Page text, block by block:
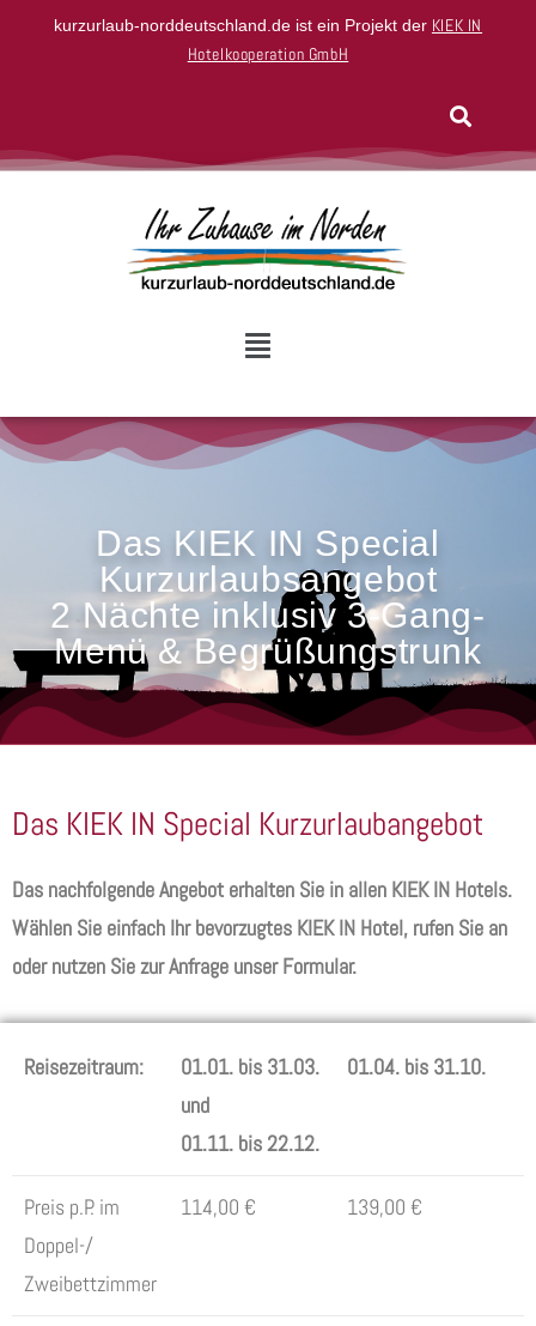
kurzurlaub-norddeutschland.de ist ein Projekt der KIEK IN
Hotelkooperation GmbH
Das KIEK IN Special
Kurzurlaubsangebot
2 Nächte inklusiv 3-Gang-
Menü & Begrüßungstrunk
Das KIEK IN Special Kurzurlaubangebot
Das nachfolgende Angebot erhalten Sie in allen KIEK IN Hotels.
Wählen Sie einfach Ihr bevorzugtes KIEK IN Hotel, rufen Sie an
oder nutzen Sie zur Anfrage unser Formular.
Reisezeitraum:
01.01. bis 31.03.
und
01.11. bis 22.12.
01.04. bis 31.10.
Preis p.P. im
Doppel-/
Zweibettzimmer
114,00 € 139,00 €